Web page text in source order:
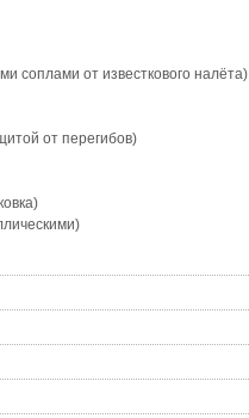
соплами от известкового налёта)
от перегибов)